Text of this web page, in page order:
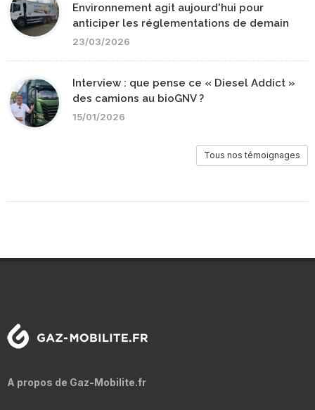
Environnement agit aujourd'hui pour
anticiper les réglementations de demain
23/03/2026
Interview : que pense ce « Diesel Addict »
des camions au bioGNV ?
15/01/2026
Tous nos témoignages
A propos de Gaz-Mobilite.fr